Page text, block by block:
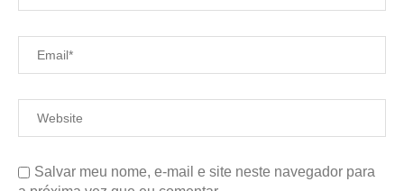
Salvar meu nome, e-mail e site neste navegador para